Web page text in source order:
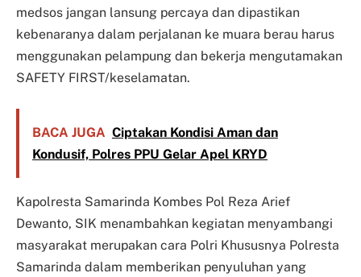
medsos jangan lansung percaya dan dipastikan
kebenaranya dalam perjalanan ke muara berau harus
menggunakan pelampung dan bekerja mengutamakan
SAFETY FIRST/keselamatan.
BACA JUGA Ciptakan Kondisi Aman dan
Kondusif, Polres PPU Gelar Apel KRYD
Kapolresta Samarinda Kombes Pol Reza Arief
Dewanto, SIK menambahkan kegiatan menyambangi
masyarakat merupakan cara Polri Khususnya Polresta
Samarinda dalam memberikan penyuluhan yang